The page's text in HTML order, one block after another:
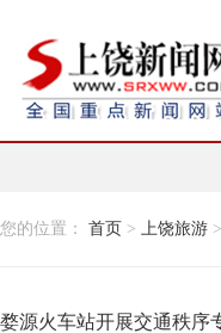
您的位置： 首页 > 上饶旅游 >
婺源火车站开展交通秩序